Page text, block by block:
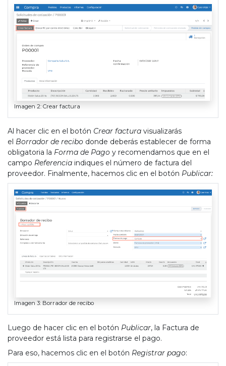
Imagen 2: Crear factura
Al hacer clic en el botón Crear factura visualizarás
el Borrador de recibo donde deberás establecer de forma
obligatoria la Forma de Pago y recomendamos que en el
campo Referencia indiques el número de factura del
proveedor. Finalmente, hacemos clic en el botón Publicar:
Imagen 3: Borrador de recibo
Luego de hacer clic en el botón Publicar, la Factura de
proveedor está lista para registrarse el pago.
Para eso, hacemos clic en el botón Registrar pago: